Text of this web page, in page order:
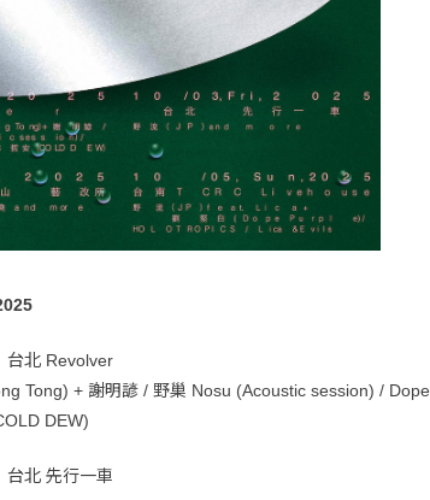
台北 Revolver
Tong) + 謝明諺 / 野巢 Nosu (Acoustic session) / Dope
DEW)
台北 先行一車